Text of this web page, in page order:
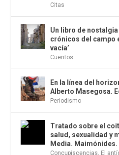
Citas
Un libro de
crónicos del campo
vacía’
Cuentos
En la línea del
Alberto Masegosa.
Periodismo
Tratado sobre el
salud, sexualidad y
Media. Maimónides.
Concupiscencias El